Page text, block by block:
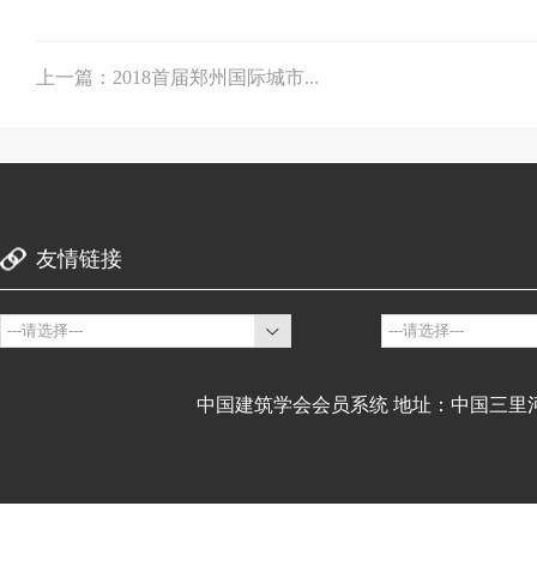
上一篇：2018首届郑州国际城市...
友情链接
中国建筑学会会员系统 地址：中国三里